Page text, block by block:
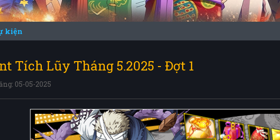
kiện
Tích Lũy Tháng 5.2025 - Đợt 1
05-05-2025